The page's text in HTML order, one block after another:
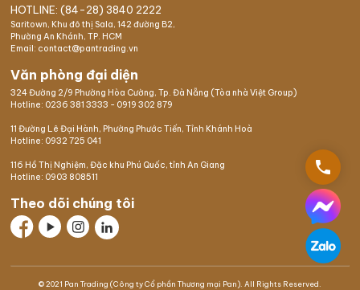
HOTLINE: (84-28) 3840 2222
Saritown, Khu đô thị Sala, 142 đường B2,
Phường An Khánh, TP. HCM
Email: contact@pantrading.vn
Văn phòng đại diện
324 Đường 2/9 Phường Hòa Cường, Tp. Đà Nẵng (Tòa nhà Việt Group)
Hotline: 0236 381 3333 - 0919 302 879
11 Đường Lê Đại Hành, Phường Phước Tiến, Tỉnh Khánh Hoà
Hotline: 0932 725 041
116 Hồ Thị Nghiệm, Đặc khu Phú Quốc, tỉnh An Giang
Hotline: 0903 808511
Theo dõi chúng tôi
© 2021 Pan Trading (Công ty Cổ phần Thương mại Pan). All Rights Reserved.
phone